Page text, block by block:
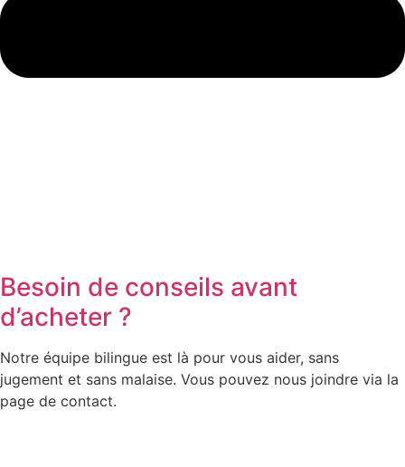
Besoin de conseils avant
d’acheter ?
Notre équipe bilingue est là pour vous aider, sans
jugement et sans malaise. Vous pouvez nous joindre via la
page de contact.